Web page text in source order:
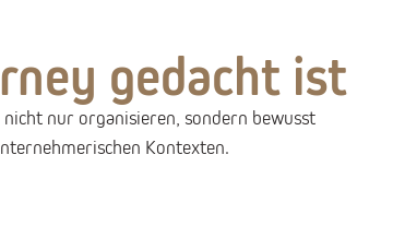
gedacht ist
nur organisieren, sondern bewusst
Kontexten.